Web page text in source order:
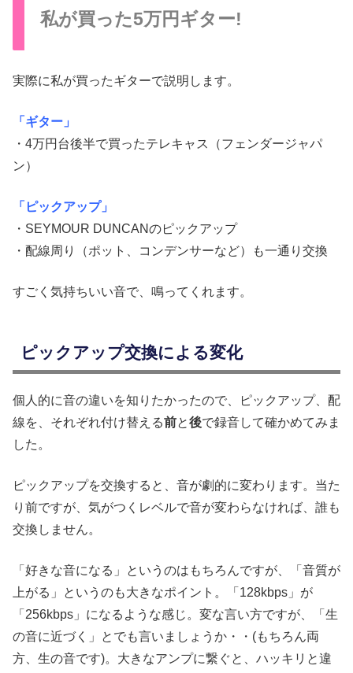
私が買った5万円ギター!
実際に私が買ったギターで説明します。
「ギター」
・4万円台後半で買ったテレキャス（フェンダージャパ
ン）
「ピックアップ」
・SEYMOUR DUNCANのピックアップ
・配線周り（ポット、コンデンサーなど）も一通り交換
すごく気持ちいい音で、鳴ってくれます。
ピックアップ交換による変化
個人的に音の違いを知りたかったので、ピックアップ、配
線を、それぞれ付け替える前と後で録音して確かめてみま
した。
ピックアップを交換すると、音が劇的に変わります。当た
り前ですが、気がつくレベルで音が変わらなければ、誰も
交換しません。
「好きな音になる」というのはもちろんですが、「音質が
上がる」というのも大きなポイント。「128kbps」が
「256kbps」になるような感じ。変な言い方ですが、「生
の音に近づく」とでも言いましょうか・・(もちろん両
方、生の音です)。大きなアンプに繋ぐと、ハッキリと違